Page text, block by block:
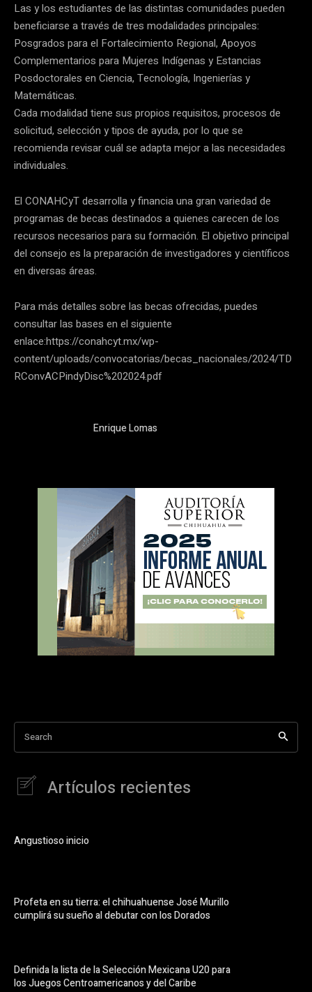
Las y los estudiantes de las distintas comunidades pueden
beneficiarse a través de tres modalidades principales:
Posgrados para el Fortalecimiento Regional, Apoyos
Complementarios para Mujeres Indígenas y Estancias
Posdoctorales en Ciencia, Tecnología, Ingenierías y
Matemáticas.
Cada modalidad tiene sus propios requisitos, procesos de
solicitud, selección y tipos de ayuda, por lo que se
recomienda revisar cuál se adapta mejor a las necesidades
individuales.
El CONAHCyT desarrolla y financia una gran variedad de
programas de becas destinados a quienes carecen de los
recursos necesarios para su formación. El objetivo principal
del consejo es la preparación de investigadores y científicos
en diversas áreas.
Para más detalles sobre las becas ofrecidas, puedes
consultar las bases en el siguiente
enlace:https://conahcyt.mx/wp-
content/uploads/convocatorias/becas_nacionales/2024/TD
RConvACPindyDisc%202024.pdf
Enrique Lomas
Search
Artículos recientes
Angustioso inicio
Profeta en su tierra: el chihuahuense José Murillo
cumplirá su sueño al debutar con los Dorados
Definida la lista de la Selección Mexicana U20 para
los Juegos Centroamericanos y del Caribe